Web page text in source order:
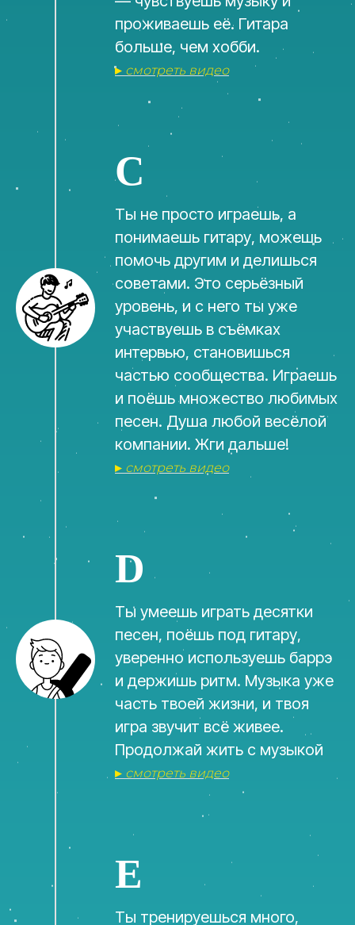
проживаешь её. Гитара
больше, чем хобби.
▸ смотреть видео
C
Ты не просто играешь, а
понимаешь гитару, можешь
помочь другим и делишься
советами. Это серьёзный
уровень, и с него ты уже
участвуешь в съёмках
интервью, становишься
частью сообщества. Играешь
и поёшь множество любимых
песен. Душа любой весёлой
компании. Жги дальше!
▸ смотреть видео
D
Ты умеешь играть десятки
песен, поёшь под гитару,
уверенно используешь баррэ
и держишь ритм. Музыка уже
часть твоей жизни, и твоя
игра звучит всё живее.
Продолжай жить с музыкой
▸ смотреть видео
E
Ты тренируешься много,